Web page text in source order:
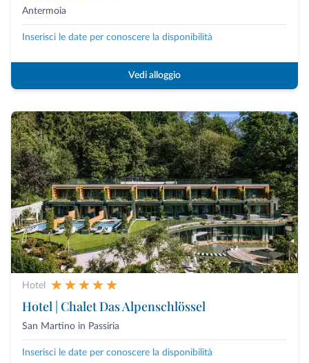
Antermoia
Inserisci le date per conoscere la disponibilità
Vedi alloggio
Hotel
Hotel | Chalet Das Alpenschlössel
San Martino in Passiria
Inserisci le date per conoscere la disponibilità